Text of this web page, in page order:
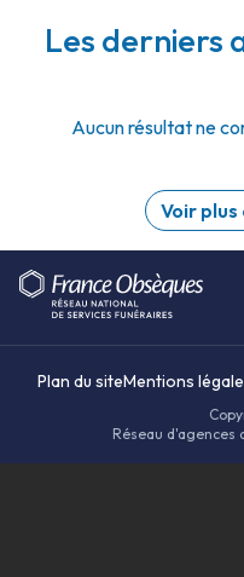
Les derniers
Aucun résultat ne
Voir plus
Plan du siteMentions
Réseau d'agences